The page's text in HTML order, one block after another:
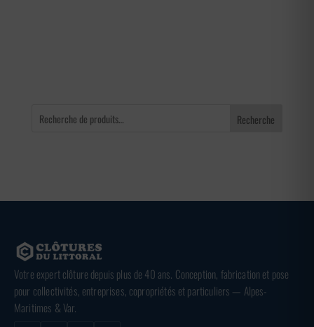
Recherche
Votre expert clôture depuis plus de 40 ans. Conception, fabrication et pose
pour collectivités, entreprises, copropriétés et particuliers — Alpes-
Maritimes & Var.